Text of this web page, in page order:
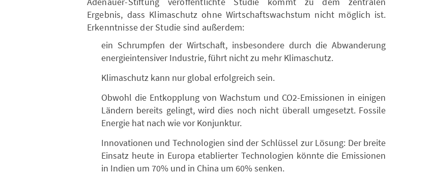
Ergebnis, dass Klimaschutz ohne Wirtschaftswachstum nicht möglich ist.
Erkenntnisse der Studie sind außerdem:
ein Schrumpfen der Wirtschaft, insbesondere durch die Abwanderung
energieintensiver Industrie, führt nicht zu mehr Klimaschutz.
Klimaschutz kann nur global erfolgreich sein.
Obwohl die Entkopplung von Wachstum und CO2-Emissionen in einigen
Ländern bereits gelingt, wird dies noch nicht überall umgesetzt. Fossile
Energie hat nach wie vor Konjunktur.
Innovationen und Technologien sind der Schlüssel zur Lösung: Der breite
Einsatz heute in Europa etablierter Technologien könnte die Emissionen
in Indien um 70% und in China um 60% senken.